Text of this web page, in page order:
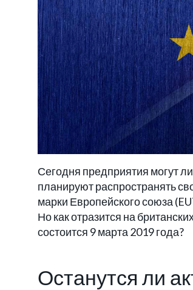
Сегодня предприятия могут
планируют распространять
марки Европейского союза
Но как отразится на
состоится 9 марта 2019 года?
Останутся ли